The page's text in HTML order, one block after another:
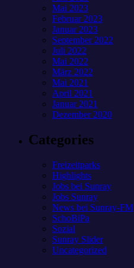
Mai 2023
Februar 2023
Januar 2023
September 2022
Juli 2022
Mai 2022
März 2022
Mai 2021
April 2021
Januar 2021
Dezember 2020
Categories
Freizeitparks
Highlights
Jobs bei Sunray
Jobs Sunray
News bei Sunray-FM
SchoBiPa
Sozial
Sunray Slider
Uncategorized